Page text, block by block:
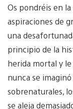
Os pondréis en
aspiraciones de
una
principio de la
herida mortal y
nunca se
sobrenaturales,
se aleja